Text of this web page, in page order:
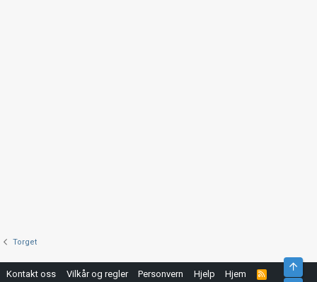
Torget
Kontakt oss Vilkår og regler Personvern Hjelp Hjem
R
Topp